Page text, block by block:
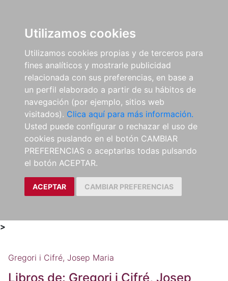
Utilizamos cookies
Utilizamos cookies propias y de terceros para
fines analíticos y mostrarle publicidad
relacionada con sus preferencias, en base a
un perfil elaborado a partir de su hábitos de
navegación (por ejemplo, sitios web
visitados). Clica aquí para más información.
Usted puede configurar o rechazar el uso de
cookies puslando en el botón CAMBIAR
PREFERENCIAS o aceptarlas todas pulsando
el botón ACEPTAR.
ACEPTAR CAMBIAR PREFERENCIAS
>
Gregori i Cifré, Josep Maria
Libros de: Gregori i Cifré, Josep